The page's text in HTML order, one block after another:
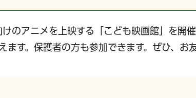
のアニメを上映する「こども映画館」を開
ます。保護者の方も参加できます。ぜひ、お